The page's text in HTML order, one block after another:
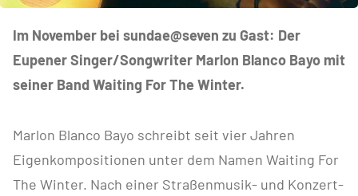
Im November bei sundae@seven zu Gast: Der
Eupener Singer/Songwriter Marlon Blanco Bayo mit
seiner Band Waiting For The Winter.
Marlon Blanco Bayo schreibt seit vier Jahren
Eigenkompositionen unter dem Namen Waiting For
The Winter. Nach einer Straßenmusik- und Konzert-